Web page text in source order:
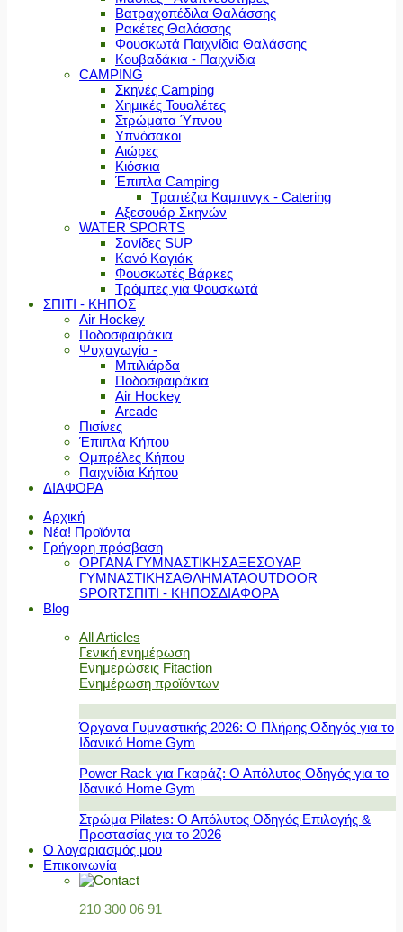
Βατραχοπέδιλα Θαλάσσης
Ρακέτες Θαλάσσης
Φουσκωτά Παιχνίδια Θαλάσσης
Κουβαδάκια - Παιχνίδια
CAMPING
Σκηνές Camping
Χημικές Τουαλέτες
Στρώματα Ύπνου
Υπνόσακοι
Αιώρες
Κιόσκια
Έπιπλα Camping
Τραπέζια Καμπινγκ - Catering
Αξεσουάρ Σκηνών
WATER SPORTS
Σανίδες SUP
Κανό Καγιάκ
Φουσκωτές Βάρκες
Τρόμπες για Φουσκωτά
ΣΠΙΤΙ - ΚΗΠΟΣ
Air Hockey
Ποδοσφαιράκια
Ψυχαγωγία -
Μπιλιάρδα
Ποδοσφαιράκια
Air Hockey
Arcade
Πισίνες
Έπιπλα Κήπου
Ομπρέλες Κήπου
Παιχνίδια Κήπου
ΔΙΑΦΟΡΑ
Αρχική
Νέα! Προϊόντα
Γρήγορη πρόσβαση
ΟΡΓΑΝΑ ΓΥΜΝΑΣΤΙΚΗΣΑΞΕΣΟΥΑΡ
ΓΥΜΝΑΣΤΙΚΗΣΑΘΛΗΜΑΤΑOUTDOOR
SPORTΣΠΙΤΙ - ΚΗΠΟΣΔΙΑΦΟΡΑ
Blog
All Articles
Γενική ενημέρωση
Ενημερώσεις Fitaction
Ενημέρωση προϊόντων
Όργανα Γυμναστικής 2026: Ο Πλήρης Οδηγός για το
Ιδανικό Home Gym
Power Rack για Γκαράζ: Ο Απόλυτος Οδηγός για το
Ιδανικό Home Gym
Στρώμα Pilates: Ο Απόλυτος Οδηγός Επιλογής &
Προστασίας για το 2026
Ο λογαριασμός μου
Επικοινωνία
210 300 06 91